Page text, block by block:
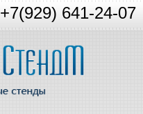
+7(929) 641-24-07